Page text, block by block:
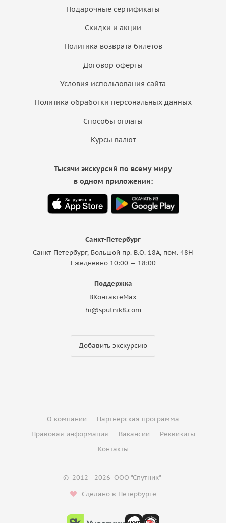
Подарочные сертификаты
Скидки и акции
Политика возврата билетов
Договор оферты
Условия использования сайта
Политика обработки персональных данных
Способы оплаты
Курсы валют
Санкт-Петербург
Санкт-Петербург, Большой пр. В.О. 18A, пом. 48Н
Ежедневно 10:00 — 18:00
Поддержка
ВКонтактеMax
hi@sputnik8.com
Добавить экскурсию
Тысячи экскурсий по всему миру
в одном приложении:
О компании
Партнерская программа
Правовая информация
Вакансии
Реквизиты
Контакты
© 2012 - 2026 ООО "Спутник"
Сделано в Петербурге